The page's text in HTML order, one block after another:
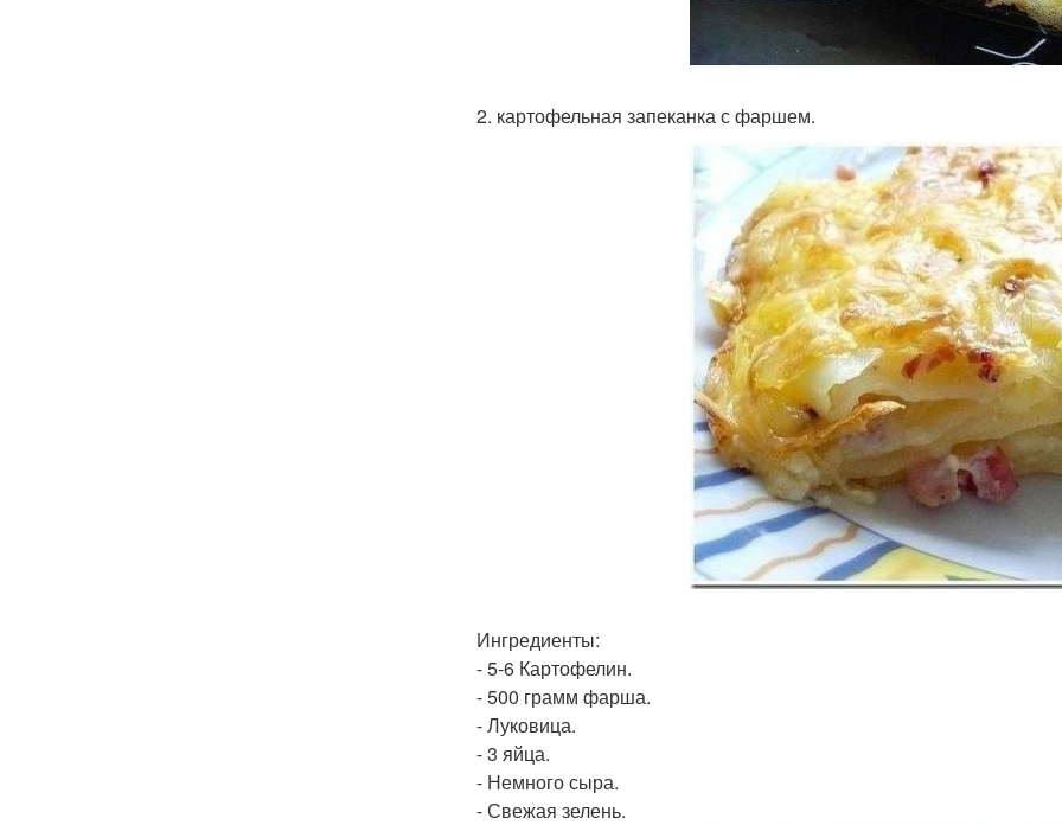
2. картофельная запеканка с фаршем.
Ингредиенты:
- 5-6 Картофелин.
- 500 грамм фарша.
- Луковица.
- 3 яйца.
- Немного сыра.
- Свежая зелень.